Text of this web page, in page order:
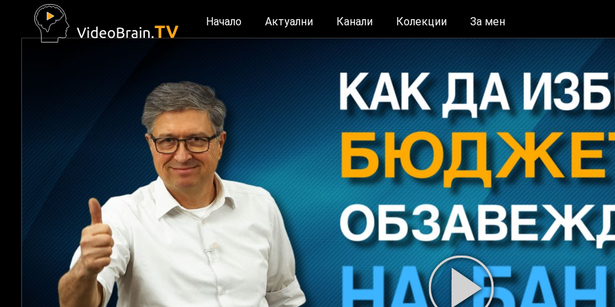
Начало Актуални Канали Колекции За мен